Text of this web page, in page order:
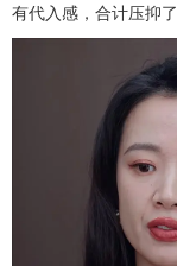
有代入感，合计压抑